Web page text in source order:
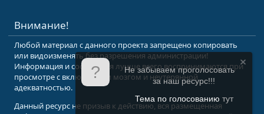
Внимание!
Любой материал с данного проекта запрещено копировать
или видоизменять без разрешения администрации!
Информация и сообщения лучше всего воспринимаются при
просмотре с включенным мозгом и неутерянной
адекватностью.
Данный ресурс не призыв к действию, вся размещенная
Не забываем проголосовать
за наш ресурс!!!
Тема по голосованию тут